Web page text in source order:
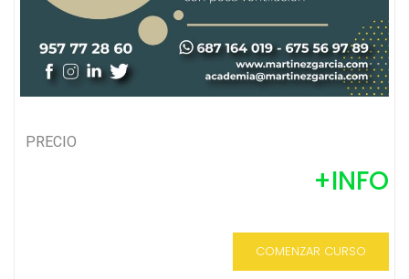
PRECIO
+INFO
COMENZAR CURSO